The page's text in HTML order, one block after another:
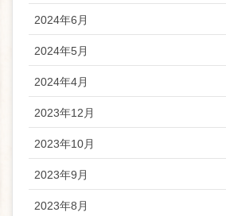
2024年6月
2024年5月
2024年4月
2023年12月
2023年10月
2023年9月
2023年8月